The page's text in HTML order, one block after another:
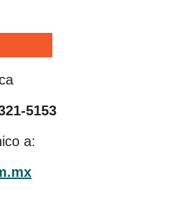
5153
a: